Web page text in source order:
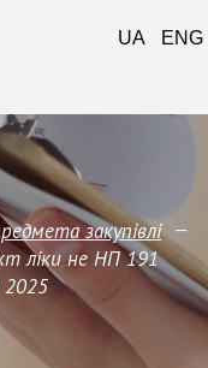
закупівлi —
ліки не НП 191
2025
UA ENG